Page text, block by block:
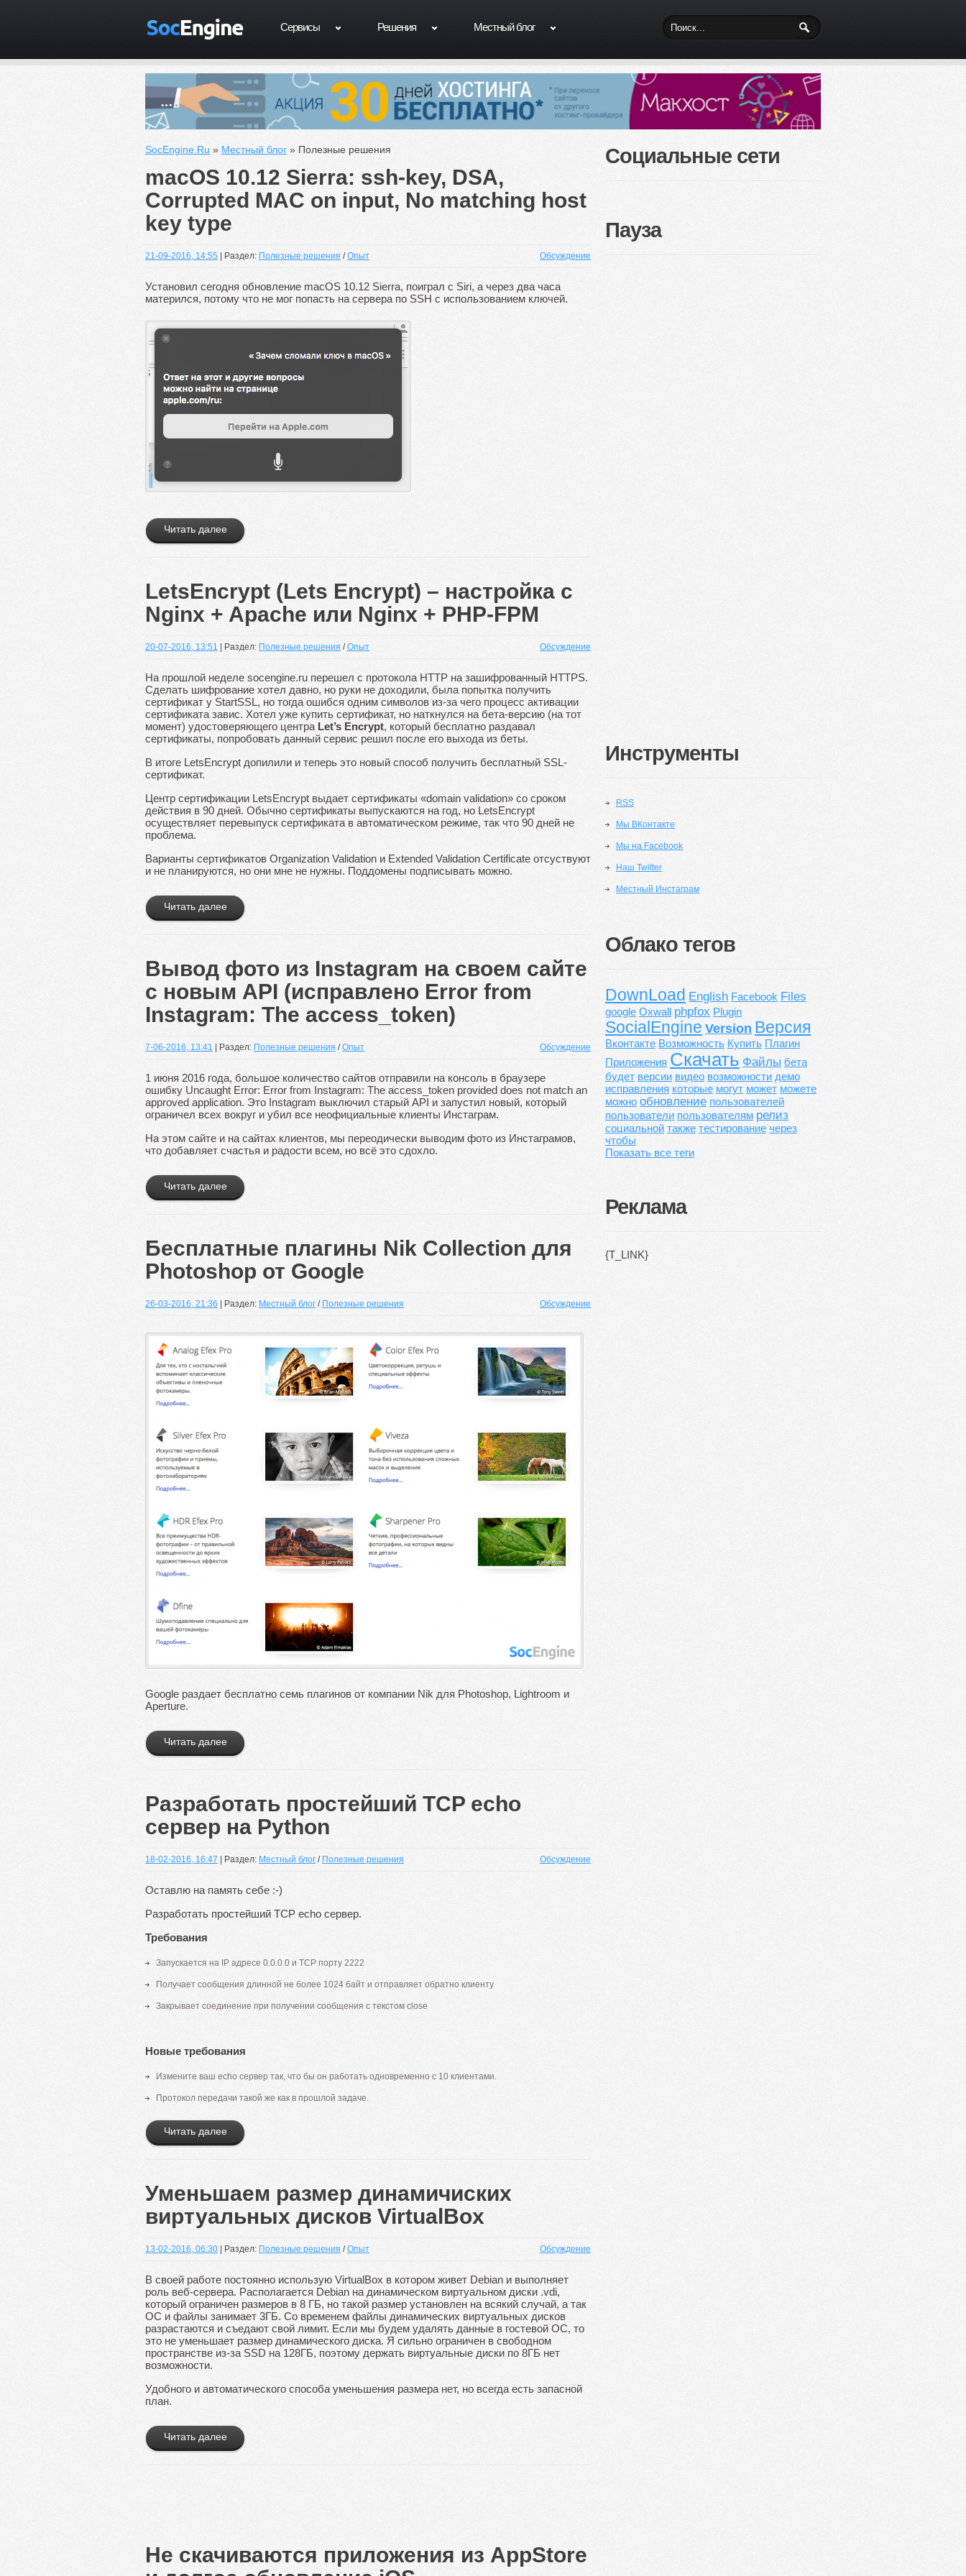
Сервисы Решения Местный блог
SocEngine.Ru » Местный блог » Полезные решения
macOS 10.12 Sierra: ssh-key, DSA,
Corrupted MAC on input, No matching host
key type
21-09-2016, 14:55 | Раздел: Полезные решения /Опыт Обсуждение
Установил сегодня обновление macOS 10.12 Sierra, поиграл с Siri, а через два часа
матерился, потому что не мог попасть на сервера по SSH с использованием ключей.
Читать далее
LetsEncrypt (Lets Encrypt) – настройка с
Nginx + Apache или Nginx + PHP-FPM
20-07-2016, 13:51 | Раздел: Полезные решения /Опыт Обсуждение
На прошлой неделе socengine.ru перешел с протокола HTTP на зашифрованный HTTPS.
Сделать шифрование хотел давно, но руки не доходили, была попытка получить
сертификат у StartSSL, но тогда ошибся одним символов из-за чего процесс активации
сертификата завис. Хотел уже купить сертификат, но наткнулся на бета-версию (на тот
момент) удостоверяющего центра Let’s Encrypt, который бесплатно раздавал
сертификаты, попробовать данный сервис решил после его выхода из беты.
В итоге LetsEncrypt допилили и теперь это новый способ получить бесплатный SSL-
сертификат.
Центр сертификации LetsEncrypt выдает сертификаты «domain validation» со сроком
действия в 90 дней. Обычно сертификаты выпускаются на год, но LetsEncrypt
осуществляет перевыпуск сертификата в автоматическом режиме, так что 90 дней не
проблема.
Варианты сертификатов Organization Validation и Extended Validation Certificate отсуствуют
и не планируются, но они мне не нужны. Поддомены подписывать можно.
Читать далее
Вывод фото из Instagram на своем сайте
с новым API (исправлено Error from
Instagram: The access_token)
7-06-2016, 13:41 | Раздел: Полезные решения /Опыт Обсуждение
1 июня 2016 года, большое количество сайтов отправили на консоль в браузере
ошибку Uncaught Error: Error from Instagram: The access_token provided does not match an
approved application. Это Instagram выключил старый API и запустил новый, который
ограничел всех вокруг и убил все неофициальные клиенты Инстаграм.
На этом сайте и на сайтах клиентов, мы переодически выводим фото из Инстаграмов,
что добавляет счастья и радости всем, но всё это сдохло.
Читать далее
Бесплатные плагины Nik Collection для
Photoshop от Google
26-03-2016, 21:36 | Раздел: Местный блог / Полезные решения Обсуждение
Google раздает бесплатно семь плагинов от компании Nik для Photoshop, Lightroom и
Aperture.
Читать далее
Разработать простейший TCP echo
сервер на Python
18-02-2016, 16:47 | Раздел: Местный блог / Полезные решения Обсуждение
Оставлю на память себе :-)
Разработать простейший TCP echo сервер.
Требования
Запускается на IP адресе 0.0.0.0 и TCP порту 2222
Получает сообщения длинной не более 1024 байт и отправляет обратно клиенту
Закрывает соединение при получении сообщения с текстом close
Новые требования
Измените ваш echo сервер так, что бы он работать одновременно с 10 клиентами.
Протокол передачи такой же как в прошлой задаче.
Читать далее
Уменьшаем размер динамичиских
виртуальных дисков VirtualBox
13-02-2016, 06:30 | Раздел: Полезные решения /Опыт Обсуждение
В своей работе постоянно использую VirtualBox в котором живет Debian и выполняет
роль веб-сервера. Располагается Debian на динамическом виртуальном диски .vdi,
который ограничен размеров в 8 ГБ, но такой размер установлен на всякий случай, а так
ОС и файлы занимает 3ГБ. Со временем файлы динамических виртуальных дисков
разрастаются и съедают свой лимит. Если мы будем удалять данные в гостевой ОС, то
это не уменьшает размер динамического диска. Я сильно ограничен в свободном
пространстве из-за SSD на 128ГБ, поэтому держать виртуальные диски по 8ГБ нет
возможности.
Удобного и автоматического способа уменьшения размера нет, но всегда есть запасной
план.
Читать далее
Не скачиваются приложения из AppStore
Социальные сети
Пауза
Инструменты
RSS
Мы ВКонтакте
Мы на Facebook
Наш Twitter
Местный Инстаграм
Облако тегов
DownLoad English Facebook Files
google Oxwall phpfox Plugin
SocialEngine Version Версия
Вконтакте Возможность Купить Плагин
Приложения Скачать Файлы бета
будет версии видео возможности демо
исправления которые могут может можете
можно обновление пользователей
пользователи пользователям релиз
социальной также тестирование через
чтобы
Показать все теги
Реклама
{T_LINK}